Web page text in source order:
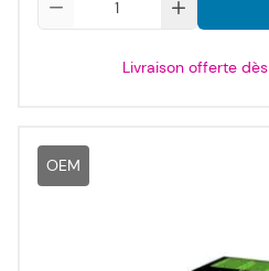
Livraison offerte dès
OEM